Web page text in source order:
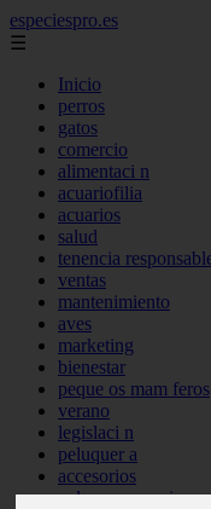
especiespro.es
☰
Inicio
perros
gatos
comercio
alimentaci n
acuariofilia
acuarios
salud
tenencia
ventas
mantenimiento
aves
marketing
bienestar
peque os mam feros
verano
legislaci n
peluquer a
accesorios
peluquer a canina